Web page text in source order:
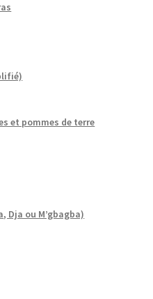
et pommes de terre
Dja ou M’gbagba)